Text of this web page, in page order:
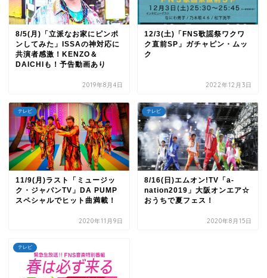
8/5(月)「立派なお家にピンポ
ンしてみた」ISSAの神対応に
共演者感激！KENZO＆
DAICHIも！予告動画あり
2019年8月4日
12/3(土)「FNS歌謡祭ワクワ
ク直前SP」ガチャピン・ムッ
ク
2022年12月3日
テレビ
11/9(月)ラスト「ミュージッ
ク・ジャパンTV」DA PUMP
スペシャルでヒット曲満載！
2020年11月9日
テレビ
8/16(日)エムオン!TV「a-
nation2019」大阪オンエア☆
おうちで夏フェス！
2020年8月15日
テレビ